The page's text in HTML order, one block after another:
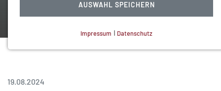
19.08.2024
AUSWAHL SPEICHERN
Impressum | Datenschutz